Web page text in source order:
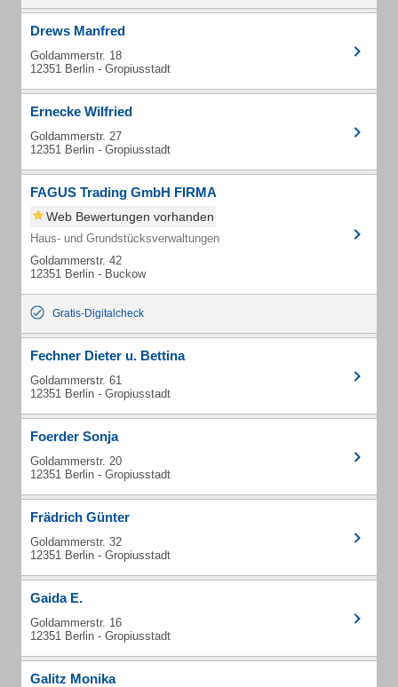
Drews Manfred
Goldammerstr. 18
12351 Berlin - Gropiusstadt
Ernecke Wilfried
Goldammerstr. 27
12351 Berlin - Gropiusstadt
FAGUS Trading GmbH FIRMA
Web Bewertungen vorhanden
Haus- und Grundstücksverwaltungen
Goldammerstr. 42
12351 Berlin - Buckow
Gratis-Digitalcheck
Fechner Dieter u. Bettina
Goldammerstr. 61
12351 Berlin - Gropiusstadt
Foerder Sonja
Goldammerstr. 20
12351 Berlin - Gropiusstadt
Frädrich Günter
Goldammerstr. 32
12351 Berlin - Gropiusstadt
Gaida E.
Goldammerstr. 16
12351 Berlin - Gropiusstadt
Galitz Monika